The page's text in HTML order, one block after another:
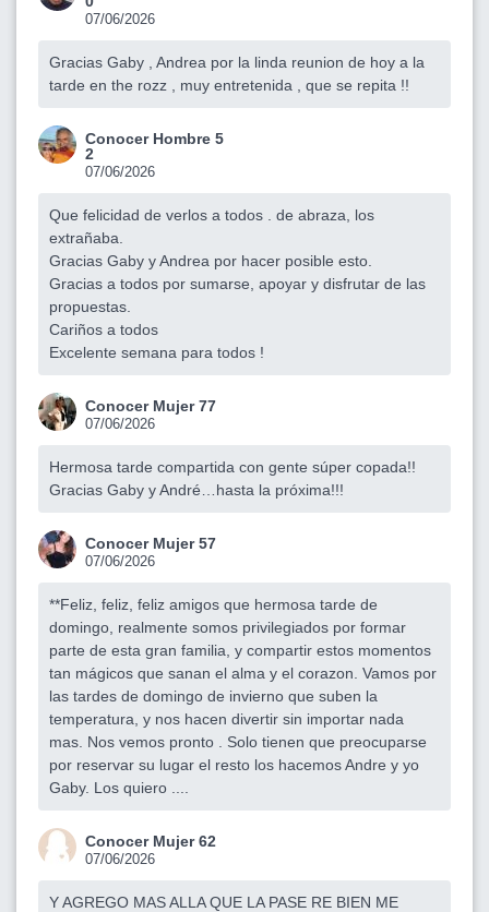
07/06/2026
Gracias Gaby , Andrea por la linda reunion de hoy a la
tarde en the rozz , muy entretenida , que se repita !!
Conocer Hombre 5
2
07/06/2026
Que felicidad de verlos a todos . de abraza, los
extrañaba.
Gracias Gaby y Andrea por hacer posible esto.
Gracias a todos por sumarse, apoyar y disfrutar de las
propuestas.
Cariños a todos
Excelente semana para todos !
Conocer Mujer 77
07/06/2026
Hermosa tarde compartida con gente súper copada!!
Gracias Gaby y André…hasta la próxima!!!
Conocer Mujer 57
07/06/2026
**Feliz, feliz, feliz amigos que hermosa tarde de
domingo, realmente somos privilegiados por formar
parte de esta gran familia, y compartir estos momentos
tan mágicos que sanan el alma y el corazon. Vamos por
las tardes de domingo de invierno que suben la
temperatura, y nos hacen divertir sin importar nada
mas. Nos vemos pronto . Solo tienen que preocuparse
por reservar su lugar el resto los hacemos Andre y yo
Gaby. Los quiero ....
Conocer Mujer 62
07/06/2026
Y AGREGO MAS ALLA QUE LA PASE RE BIEN ME